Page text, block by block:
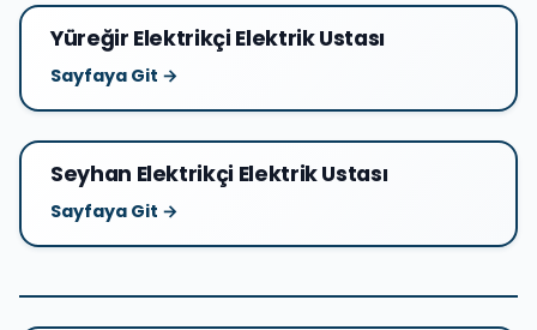
Yüreğir Elektrikçi Elektrik Ustası
Sayfaya Git →
Seyhan Elektrikçi Elektrik Ustası
Sayfaya Git →